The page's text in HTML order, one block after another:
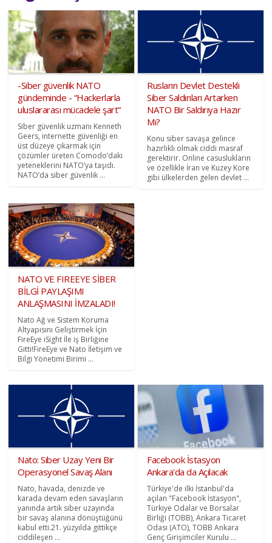
-Siber güvenlik NATO
gündeminde - “Hackerlarla
uluslararası mücadele şart”
Siber güvenlik uzmanı Kenneth
Geers, internette güvenliği en
üst düzeye çıkarmak için
çözümler üreten Comodo’daki
yeteneklerini NATO’ya taşıdı.
NATO’da siber güvenlik ...
Rusların Devlet Destekli
Siber Saldırıları Artarken
NATO Bir Saldırıya Hazır
Mı?
Konu siber savaşa gelince
hazırlıklı olmak ciddi masraf
gerektirir. Online casuslukların
ve özellikle İran ve Kuzey Kore
gibi ülkelerden gelen devlet ...
NATO VE FIREEYE SİBER
BİLGİ PAYLAŞIMI
ANLAŞMASINI İMZALADI!
Nato Ağ ve Sistem Koruma
Altyapısını Geliştirmek İçin
FireEye iSight İle iş Birliğine
Gitti!FireEye ve Nato İletişim ve
Bilgi Yönetimi Birimi ...
Nato: Siber Uzay Yeni Bir
Operasyonel Savaş Alanı
Nato, havada, denizde ve
karada devam eden savaşların
yanında artık siber uzayında
bir savaş alanına dönüştüğünü
kabul etti.21. yüzyılda gittikçe
ciddileşen ...
Facebook İstasyon
Ankara'da da Açılacak
Türkiye'de ilki İstanbul'da
açılan "Facebook İstasyon",
Türkiye Odalar ve Borsalar
Birliği (TOBB), Ankara Ticaret
Odası (ATO), TOBB Ankara
Genç Girişimciler Kurulu ...